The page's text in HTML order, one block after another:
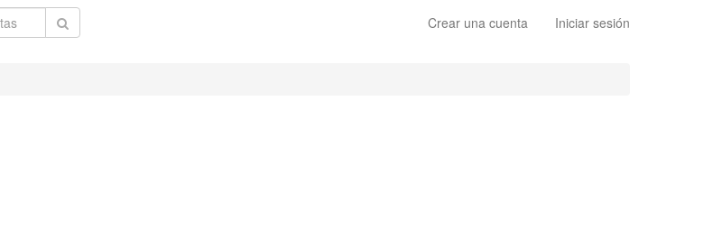
Crear una cuenta Iniciar sesión